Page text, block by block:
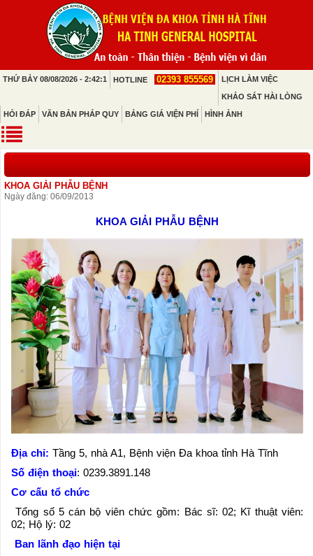
THỨ BẢY 08/08/2026 - 2:42:1 HOTLINE 02393 855569 LỊCH LÀM VIỆC
KHẢO SÁT HÀI LÒNG
HỎI ĐÁP VĂN BẢN PHÁP QUY BẢNG GIÁ VIỆN PHÍ HÌNH ẢNH
KHOA GIẢI PHẪU BỆNH
Ngày đăng: 06/09/2013
KHOA GIẢI PHẪU BỆNH
Địa chỉ: Tầng 5, nhà A1, Bệnh viện Đa khoa tỉnh Hà Tĩnh
Số điện thoại: 0239.3891.148
Cơ cấu tổ chức
Tổng số 5 cán bộ viên chức gồm: Bác sĩ: 02; Kĩ thuật viên:
02; Hộ lý: 02
Ban lãnh đạo hiện tại